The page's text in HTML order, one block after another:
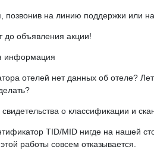
на линию поддержки или
объявления акции!
информация
отелей нет данных об отеле?
о классификации и
TID/MID нигде на нашей
работы совсем отказывается.